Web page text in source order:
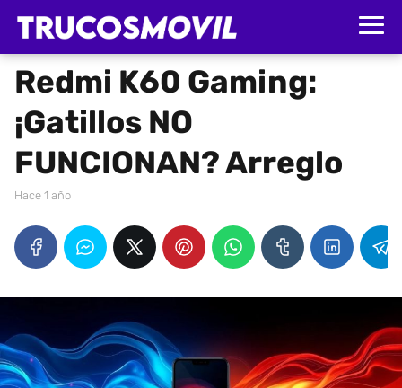
Redmi K60 Gaming:
¡Gatillos NO
FUNCIONAN? Arreglo
hace 1 año